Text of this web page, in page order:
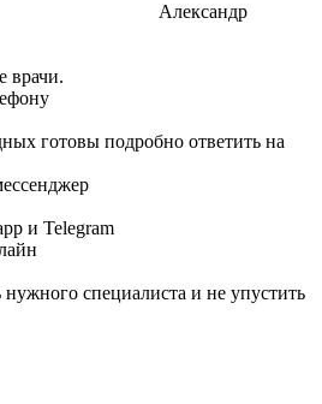
Александр
врачи.
готовы подробно ответить на
и Telegram
специалиста и не упустить